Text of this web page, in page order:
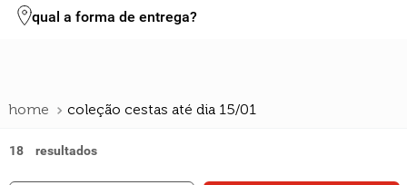
qual a forma de entrega?
coleção cestas até dia 15/01
18
termos mais buscados
3º cafe
4º iogurte